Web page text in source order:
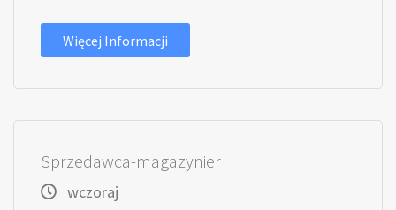
Więcej Informacji
Sprzedawca-magazynier
wczoraj